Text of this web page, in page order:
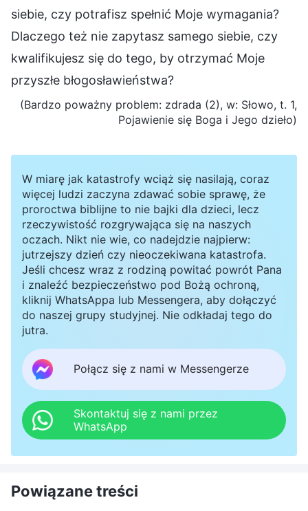
siebie, czy potrafisz spełnić Moje wymagania?
Dlaczego też nie zapytasz samego siebie, czy
kwalifikujesz się do tego, by otrzymać Moje
przyszłe błogosławieństwa?
(Bardzo poważny problem: zdrada (2), w: Słowo, t. 1,
Pojawienie się Boga i Jego dzieło)
W miarę jak katastrofy wciąż się nasilają, coraz
więcej ludzi zaczyna zdawać sobie sprawę, że
proroctwa biblijne to nie bajki dla dzieci, lecz
rzeczywistość rozgrywająca się na naszych
oczach. Nikt nie wie, co nadejdzie najpierw:
jutrzejszy dzień czy nieoczekiwana katastrofa.
Jeśli chcesz wraz z rodziną powitać powrót Pana
i znaleźć bezpieczeństwo pod Bożą ochroną,
kliknij WhatsAppa lub Messengera, aby dołączyć
do naszej grupy studyjnej. Nie odkładaj tego do
jutra.
Połącz się z nami w Messengerze
Skontaktuj się z nami przez
WhatsApp
Powiązane treści